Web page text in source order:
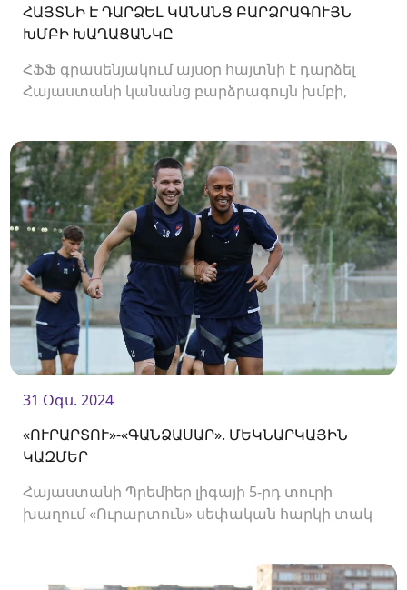
ՀԱՅՏՆԻ Է ԴԱՐՁԵԼ ԿԱՆԱՆՑ ԲԱՐՁՐԱԳՈՒՅՆ
ԽՄԲԻ ԽԱՂԱՑԱՆԿԸ
ՀՖՖ գրասենյակում այսօր հայտնի է դարձել
Հայաստանի կանանց բարձրագույն խմբի,
31 Օգս. 2024
«ՈՒՐԱՐՏՈՒ»-«ԳԱՆՁԱՍԱՐ». ՄԵԿՆԱՐԿԱՅԻՆ
ԿԱԶՄԵՐ
Հայաստանի Պրեմիեր լիգայի 5-րդ տուրի
խաղում «Ուրարտուն» սեփական հարկի տակ
կմեկնարկի 19։00-ին։